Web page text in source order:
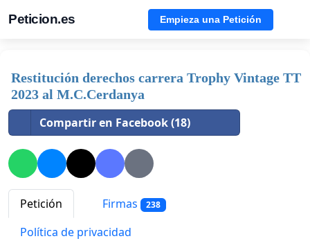
Peticion.es Empieza una Petición
Restitución derechos carrera Trophy Vintage TT
2023 al M.C.Cerdanya
Compartir en Facebook (18)
Petición Firmas 238
Política de privacidad